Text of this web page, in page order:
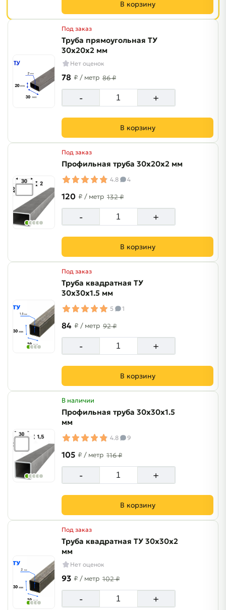
В корзину
Под заказ
Труба прямоугольная ТУ
30х20х2 мм
Нет оценок
78 ₽ / метр 86 ₽
- +
В корзину
Под заказ
Профильная труба 30х20х2 мм
4.8 4
120 ₽ / метр 132 ₽
- +
В корзину
Под заказ
Труба квадратная ТУ
30х30х1.5 мм
5 1
84 ₽ / метр 92 ₽
- +
В корзину
В наличии
Профильная труба 30х30х1.5
мм
4.8 9
105 ₽ / метр 116 ₽
- +
В корзину
Под заказ
Труба квадратная ТУ 30х30х2
мм
Нет оценок
93 ₽ / метр 102 ₽
- +